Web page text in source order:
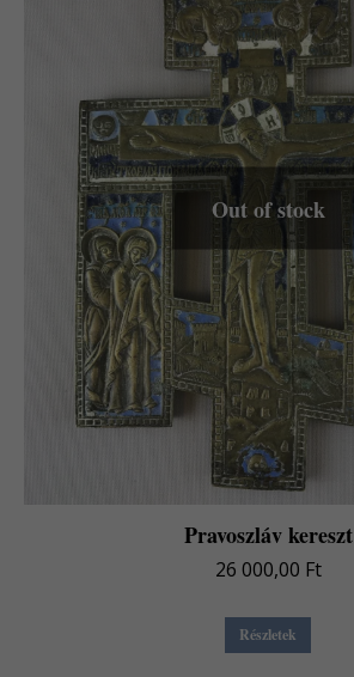
Out of stock
Pravoszláv kereszt
26 000,00 Ft
Részletek